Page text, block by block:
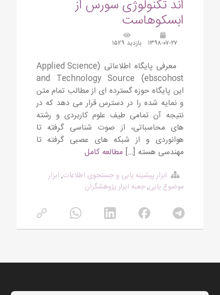
اند تکنولوژی سورس از
ابسکوهاست
۱۳۹۸-۰۷-۲۷ بازدید ۱۵۲۹
معرفی پایگاه اطلاعاتی (Applied Science
and Technology Source (ebscohost
این پایگاه حوزه گسترده ای از مطالب تمام متن
و نمایه شده را در دسترس قرار می دهد که در
نتیجه آن تمامی طیف علوم کاربردی و رشته
های محاسباتی، از صوت شناسی گرفته تا
هوانوردی و از شبکه های عصبی گرفته تا
مهندسی هسته […] مطالعه کامل
ابزار پیشینه یابی و جستجوی اطلاعات, ابزار
موضوع یابی,جعبه ابزار پژوهشگران